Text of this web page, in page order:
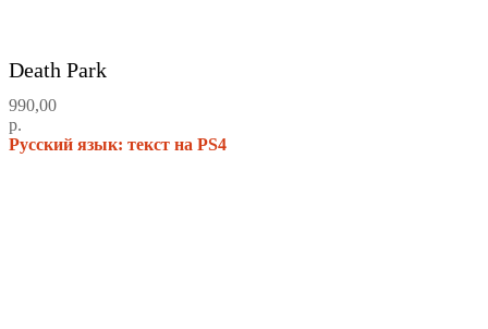
Death Park
990,00
р.
Русский язык: текст на PS4